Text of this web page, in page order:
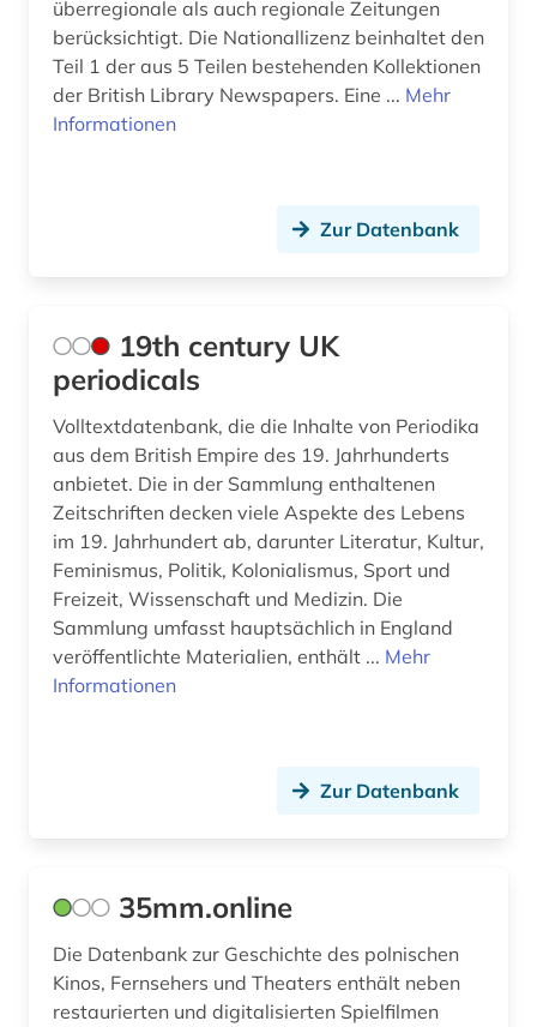
china (2)
choreographie (1)
computer (1)
computertechnik (1)
cyberkriminalität (1)
darstellend kunst (1)
darstellende kunst (10)
darsteller (1)
darwin, charles | naturwissenschaftler;
ddr (1)
ddr-presse (1)
ddr-zeitungsportal (1)
überregionale als auch regionale Zeitungen
berücksichtigt. Die Nationallizenz beinhaltet den
Teil 1 der aus 5 Teilen bestehenden Kollektionen
der British Library Newspapers. Eine ... Mehr
Informationen
Zur Datenbank
19th century UK
periodicals
Volltextdatenbank, die die Inhalte von Periodika
aus dem British Empire des 19. Jahrhunderts
anbietet. Die in der Sammlung enthaltenen
Zeitschriften decken viele Aspekte des Lebens
im 19. Jahrhundert ab, darunter Literatur, Kultur,
Feminismus, Politik, Kolonialismus, Sport und
Freizeit, Wissenschaft und Medizin. Die
Sammlung umfasst hauptsächlich in England
veröffentlichte Materialien, enthält ... Mehr
Informationen
Zur Datenbank
35mm.online
Die Datenbank zur Geschichte des polnischen
Kinos, Fernsehers und Theaters enthält neben
restaurierten und digitalisierten Spielfilmen